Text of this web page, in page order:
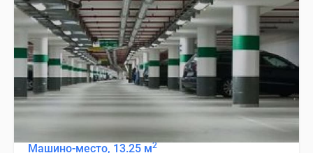
Машино-место, 13.25 м2